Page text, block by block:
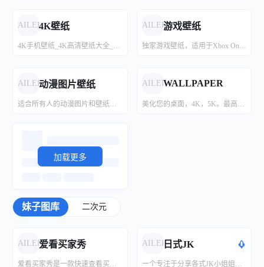
FAILED4K壁纸
4K手机壁纸_4K高清壁纸大全_电脑壁纸_4K,5K,6K,7K,8K壁纸图片素材_彼岸图网
FAILED游戏壁纸
独家游戏壁纸，适用于Xbox One、PlayStation 4（PS4）和Nintendo WiiU的最新电脑和视频游戏的桌面或手机背景，分辨率为1080p、1440p和4K
FAILED动漫图片壁纸
适合所有人的动漫图片和壁纸！你可以看到很多图片，上传你的图片，跟踪趋势，并进行交流！我们想制作最好的现代亚洲艺术收藏。
FAILEDWALLPAPER
美化您的桌面，4K，5K。最高品质壁纸下载。
加载更多
妹子图库 二次元
FAILED爱看买家秀
爱看买家秀是一款快速查看买家秀图片的工具，您可以通过它秒速查看买家秀，还可以挖掘各种奇葩搞笑的性感美女买家秀福利图片。
FAILED日式JK
一个专注于分享各式JK小姐姐的兴趣小站。